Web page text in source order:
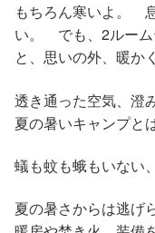
もちろん寒いよ。
い。 でも、2ルーム
と、思いの外、暖か
透き通った空気、澄
夏の暑いキャンプと
蟻も蚊も蛾もいない
夏の暑さからは逃げ